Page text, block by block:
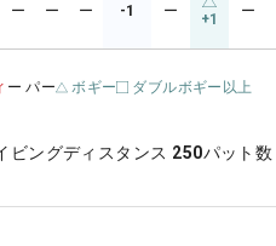
ー ー ー -1 ー +1 ー
ー パー ボギー ダブルボギー以上
ビングディスタンス 250パット数